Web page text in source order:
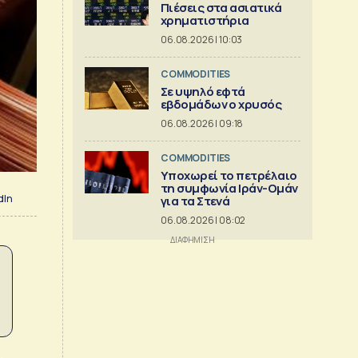
Πιέσεις στα ασιατικά
χρηματιστήρια
06.08.2026 | 10:03
COMMODITIES
Σε υψηλό εφτά
εβδομάδων ο χρυσός
06.08.2026 | 09:18
COMMODITIES
Υποχωρεί το πετρέλαιο
τη συμφωνία Ιράν-Ομάν
για τα Στενά
06.08.2026 | 08:02